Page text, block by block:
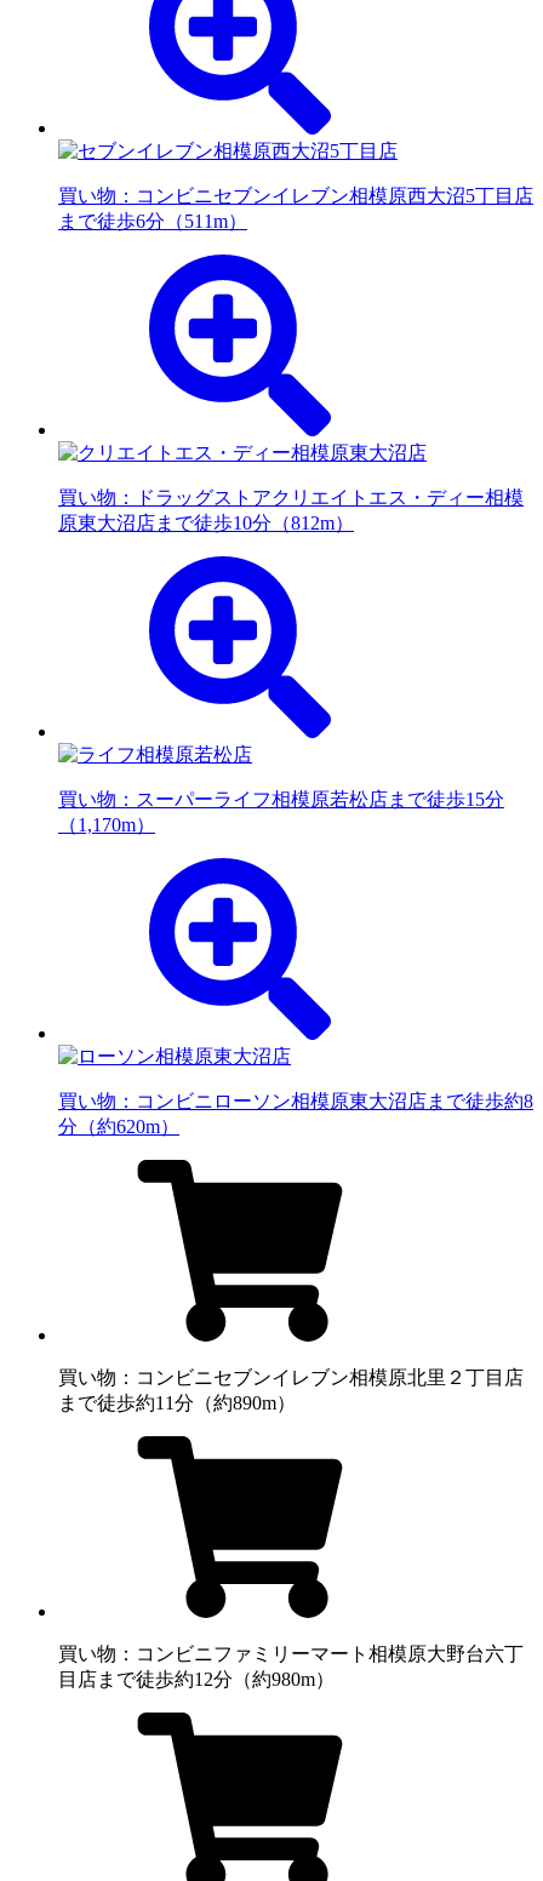
買い物：コンビニセブンイレブン相模原西大沼5丁目店
まで徒歩6分（511m）
買い物：ドラッグストアクリエイトエス・ディー相模
原東大沼店まで徒歩10分（812m）
買い物：スーパーライフ相模原若松店まで徒歩15分
（1,170m）
買い物：コンビニ ローソン相模原東大沼店まで徒歩約8
分（約620m）
買い物：コンビニセブンイレブン相模原北里２丁目店
まで徒歩約11分（約890m）
買い物：コンビニファミリーマート相模原大野台六丁
目店まで徒歩約12分（約980m）